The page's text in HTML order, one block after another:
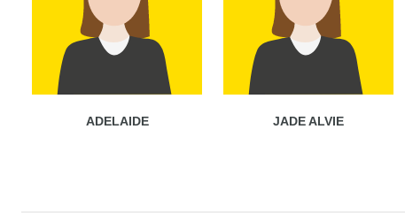
ADELAIDE JADE ALVIE